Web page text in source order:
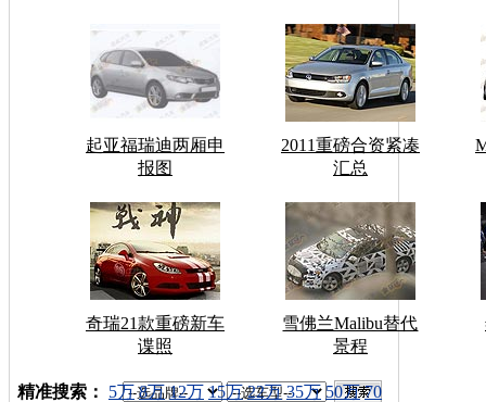
起亚福瑞迪两厢申
报图
2011重磅合资紧凑
汇总
奇瑞21款重磅新车
谍照
雪佛兰Malibu替代
景程
车型搜索：
精准搜索： 5万 8万 12万 15万 22万 35万 50万 70